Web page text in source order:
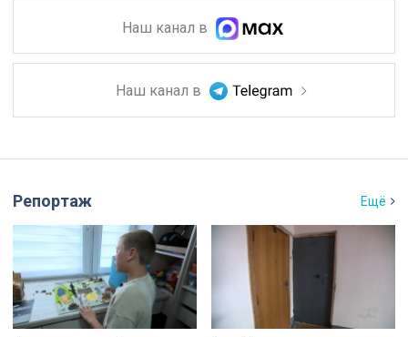
Наш канал в
Наш канал в
Репортаж Ещё